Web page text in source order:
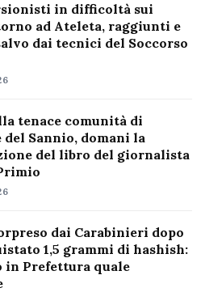
in difficoltà sui
ad Ateleta, raggiunti e
dai tecnici del Soccorso
tenace comunità di
del Sannio, domani la
del libro del giornalista
dai Carabinieri dopo
1,5 grammi di hashish:
in Prefettura quale